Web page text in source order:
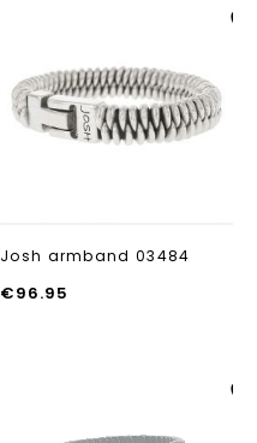
Josh armband 03484
€96.95